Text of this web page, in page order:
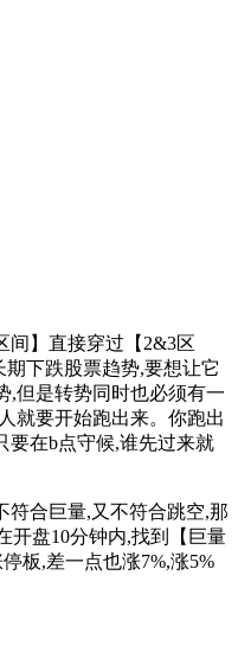
】直接穿过【2&3区
下跌股票趋势,要想让它
,但是转势同时也必须有一
就要开始跑出来。你跑出
要在b点守候,谁先过来就
合巨量,又不符合跳空,那
开盘10分钟内,找到【巨量
板,差一点也涨7%,涨5%